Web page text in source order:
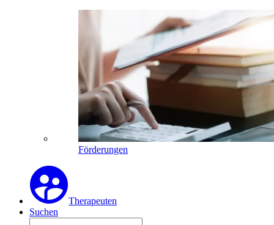
Förderungen
Therapeuten
Suchen